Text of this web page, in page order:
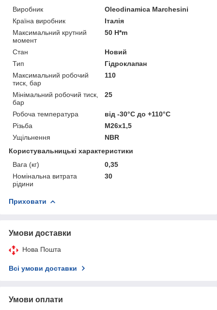
Виробник
Oleodinamica Marchesini
Країна виробник
Італія
Максимальний крутний
момент
50 H*m
Стан
Новий
Тип
Гідроклапан
Максимальний робочий
тиск, бар
110
Мінімальний робочий тиск,
бар
25
Робоча температура
від -30°С до +110°С
Різьба
M26x1,5
Ущільнення
NBR
Користувальницькі характеристики
Вага (кг)
0,35
Номінальна витрата
рідини
30
Приховати
Умови доставки
Нова Пошта
Всі умови доставки
Умови оплати